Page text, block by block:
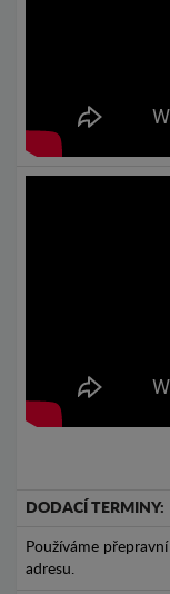
DODACÍ TERMINY:
Používáme
adresu.